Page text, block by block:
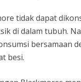
tidak dapat
di dalam tubuh.
bersamaan
besi.